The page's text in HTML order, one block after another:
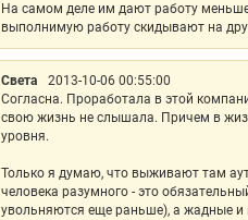
На самом деле им дают работу
выполнимую работу скидывают на
Света 2013-10-06 00:55:00
Согласна. Проработала в этой
свою жизнь не слышала. Причем в
уровня.
Только я думаю, что выживают там
человека разумного - это
увольняются еще раньше), а жадные и